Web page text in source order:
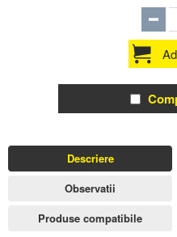
Descriere
Observatii
Produse compatibile